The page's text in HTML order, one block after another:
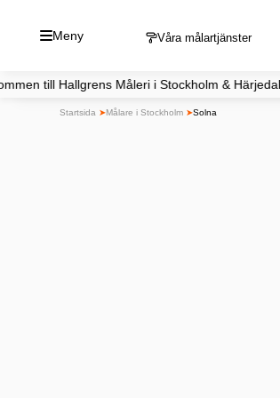
Meny Våra målartjänster
Måleri i Stockholm &
Startsida ➤Målare i Stockholm ➤Solna